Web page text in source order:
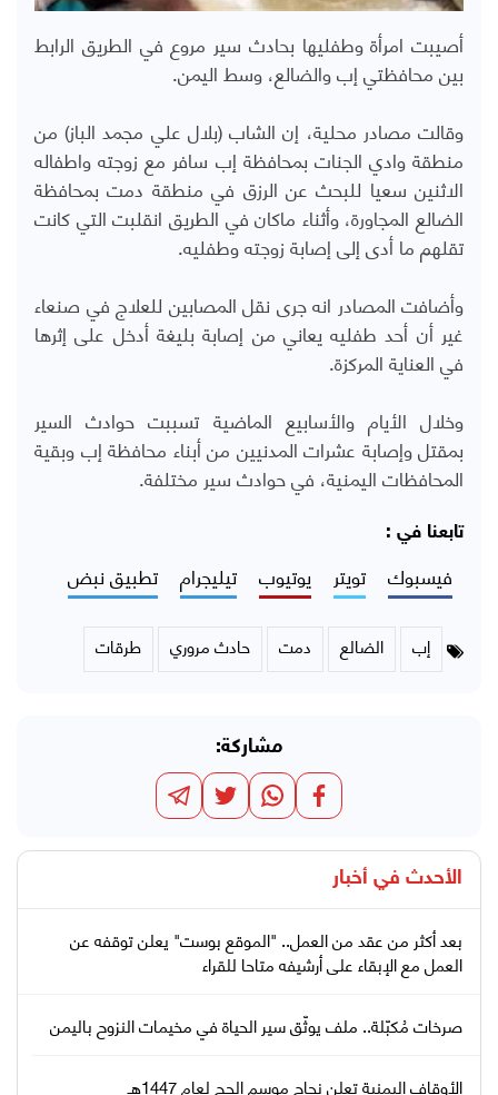
أصيبت امرأة وطفليها بحادث سير مروع في الطريق الرابط
بين محافظتي إب والضالع، وسط اليمن.
وقالت مصادر محلية، إن الشاب (بلال علي مجمد الباز) من
منطقة وادي الجنات بمحافظة إب سافر مع زوجته واطفاله
الاثنين سعيا للبحث عن الرزق في منطقة دمت بمحافظة
الضالع المجاورة، وأثناء ماكان في الطريق انقلبت التي كانت
تقلهم ما أدى إلى إصابة زوجته وطفليه.
وأضافت المصادر انه جرى نقل المصابين للعلاج في صنعاء
غير أن أحد طفليه يعاني من إصابة بليغة أدخل على إثرها
في العناية المركزة.
وخلال الأيام والأسابيع الماضية تسببت حوادث السير
بمقتل وإصابة عشرات المدنيين من أبناء محافظة إب وبقية
المحافظات اليمنية، في حوادث سير مختلفة.
تابعنا في :
فيسبوك تويتر يوتيوب تيليجرام تطبيق نبض
إب الضالع دمت حادث مروري طرقات
مشاركة:
الأحدث في أخبار
بعد أكثر من عقد من العمل.. "الموقع بوست" يعلن توقفه عن
العمل مع الإبقاء على أرشيفه متاحا للقراء
صرخات مُكبّلة.. ملف يوثّق سير الحياة في مخيمات النزوح باليمن
الأوقاف اليمنية تعلن نجاح موسم الحج لعام 1447هـ